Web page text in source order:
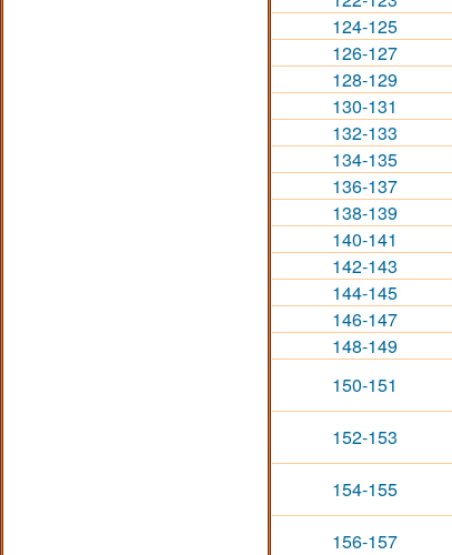
124-125
126-127
128-129
130-131
132-133
134-135
136-137
138-139
140-141
142-143
144-145
146-147
148-149
150-151
152-153
154-155
156-157